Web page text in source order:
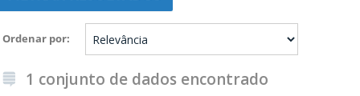
Ordenar por
1 conjunto de dados encontrado